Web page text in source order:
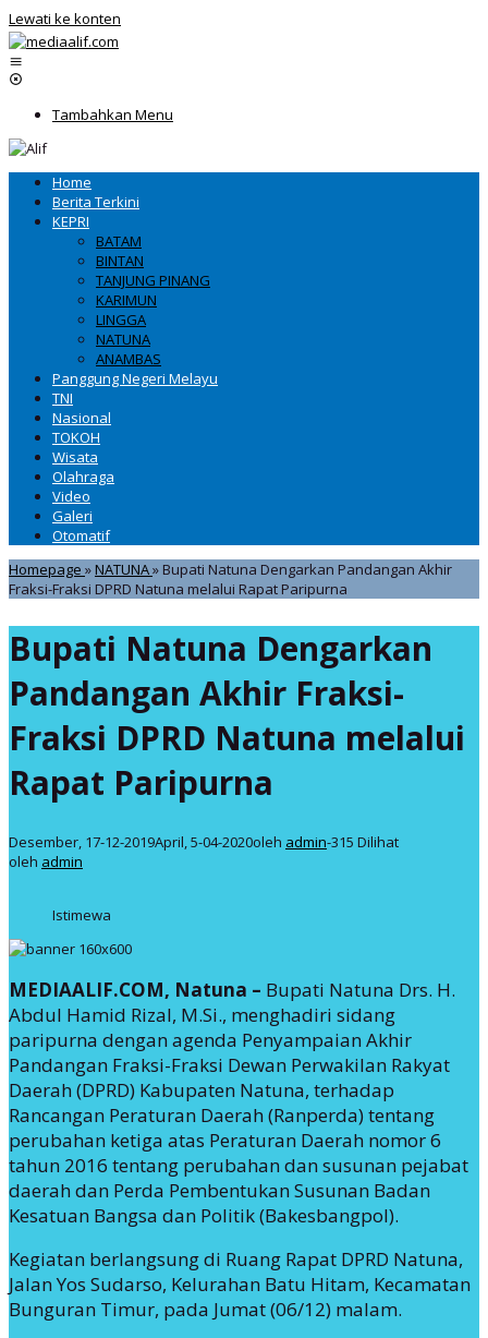
Lewati ke konten
Tambahkan Menu
Home
Berita Terkini
KEPRI
BATAM
BINTAN
TANJUNG PINANG
KARIMUN
LINGGA
NATUNA
ANAMBAS
Panggung Negeri Melayu
TNI
Nasional
TOKOH
Wisata
Olahraga
Video
Galeri
Otomatif
Homepage »NATUNA»Bupati Natuna Dengarkan Pandangan Akhir
Fraksi-Fraksi DPRD Natuna melalui Rapat Paripurna
Bupati Natuna Dengarkan
Pandangan Akhir Fraksi-
Fraksi DPRD Natuna melalui
Rapat Paripurna
Desember, 17-12-2019April, 5-04-2020oleh admin-315 Dilihat
oleh admin
Istimewa
MEDIAALIF.COM, Natuna – Bupati Natuna Drs. H.
Abdul Hamid Rizal, M.Si., menghadiri sidang
paripurna dengan agenda Penyampaian Akhir
Pandangan Fraksi-Fraksi Dewan Perwakilan Rakyat
Daerah (DPRD) Kabupaten Natuna, terhadap
Rancangan Peraturan Daerah (Ranperda) tentang
perubahan ketiga atas Peraturan Daerah nomor 6
tahun 2016 tentang perubahan dan susunan pejabat
daerah dan Perda Pembentukan Susunan Badan
Kesatuan Bangsa dan Politik (Bakesbangpol).
Kegiatan berlangsung di Ruang Rapat DPRD Natuna,
Jalan Yos Sudarso, Kelurahan Batu Hitam, Kecamatan
Bunguran Timur, pada Jumat (06/12) malam.